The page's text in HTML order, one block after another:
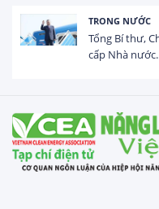
TRONG NƯỚC
Tổng Bí thư,
cấp Nhà